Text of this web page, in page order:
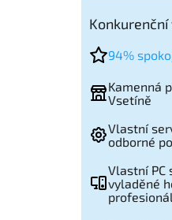
94%
Kamenná
Vsetíně
Vlastní
odborné
Vlastní PC
vyladěné